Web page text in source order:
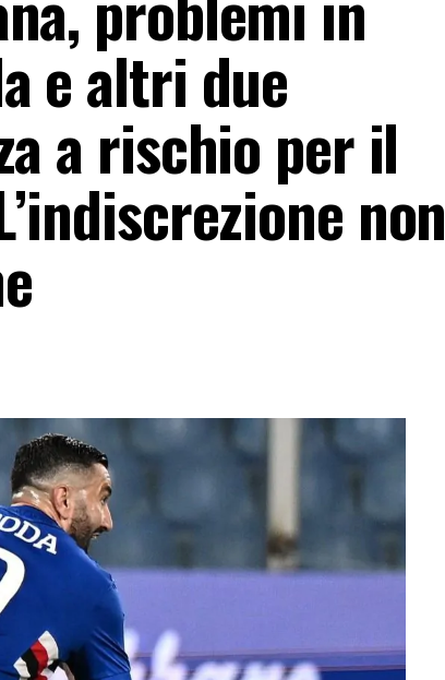
e altri due
a rischio per il
non